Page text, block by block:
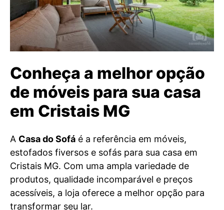
Conheça a melhor opção
de móveis para sua casa
em Cristais MG
A Casa do Sofá é a referência em móveis,
estofados fiversos e sofás para sua casa em
Cristais MG. Com uma ampla variedade de
produtos, qualidade incomparável e preços
acessíveis, a loja oferece a melhor opção para
transformar seu lar.